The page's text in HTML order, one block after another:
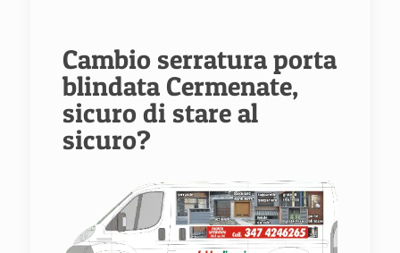
Cambio serratura porta
blindata Cermenate,
sicuro di stare al
sicuro?